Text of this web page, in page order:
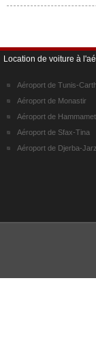
Location de voiture à
Aéroport de Tunis-
Aéroport de Monastir
Aéroport de
Aéroport de Sfax-Tina
Aéroport de Djerba-